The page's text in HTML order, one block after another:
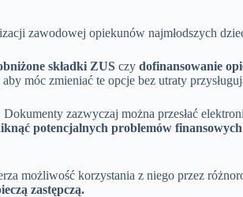
zawodowej opiekunów najmłodszych
składki ZUS czy dofinansowanie
móc zmieniać te opcje bez utraty
zazwyczaj można przesłać
potencjalnych problemów
możliwość korzystania z niego przez
zastępczą.